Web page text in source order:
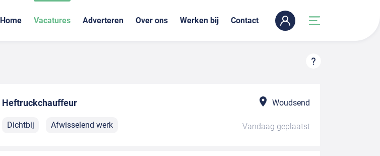
Home Vacatures Adverteren Over ons Werken bij Contact
Heftruckchauffeur Woudsend
Dichtbij Afwisselend werk Vandaag geplaatst